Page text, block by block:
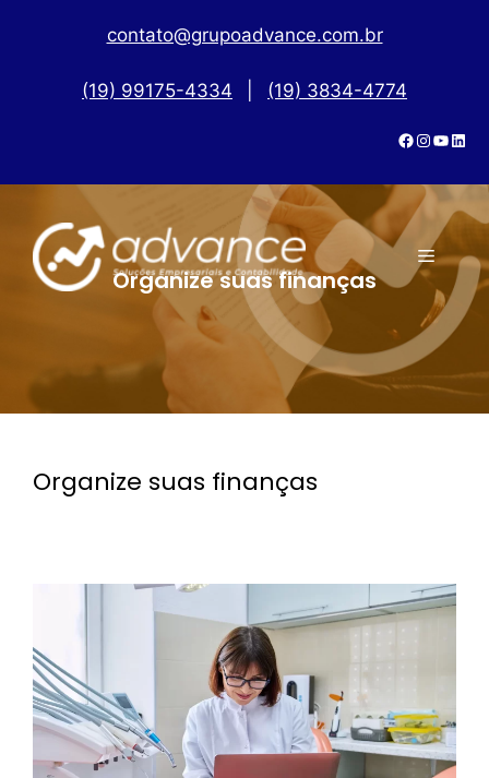
contato@grupoadvance.com.br
(19) 99175-4334 (19) 3834-4774
Organize suas finanças
Organize suas finanças